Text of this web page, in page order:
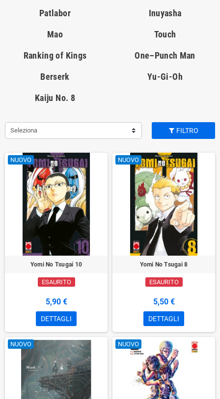
Patlabor Inuyasha
Mao Touch
Ranking of Kings One–Punch Man
Berserk Yu-Gi-Oh
Kaiju No. 8
Seleziona FILTRO
NUOVO
Yomi No Tsugai 10
ESAURITO
5,90 €
DETTAGLI
NUOVO
Yomi No Tsugai 8
ESAURITO
5,50 €
DETTAGLI
NUOVO NUOVO